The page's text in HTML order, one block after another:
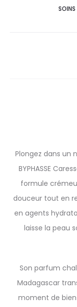
Plongez dans un
BYPHASSE
formule
douceur tout en
en agents
laisse la peau
Son parfum
Madagascar
moment de